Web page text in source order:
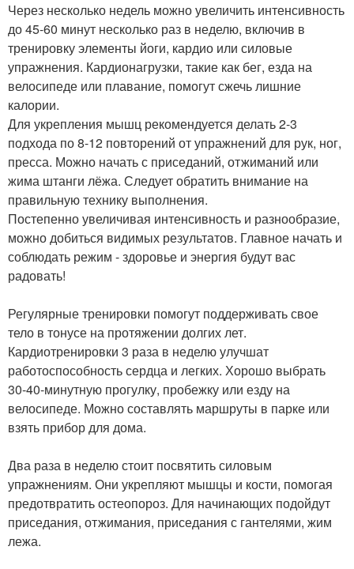
Через несколько недель можно увеличить интенсивность
до 45-60 минут несколько раз в неделю, включив в
тренировку элементы йоги, кардио или силовые
упражнения. Кардионагрузки, такие как бег, езда на
велосипеде или плавание, помогут сжечь лишние
калории.
Для укрепления мышц рекомендуется делать 2-3
подхода по 8-12 повторений от упражнений для рук, ног,
пресса. Можно начать с приседаний, отжиманий или
жима штанги лёжа. Следует обратить внимание на
правильную технику выполнения.
Постепенно увеличивая интенсивность и разнообразие,
можно добиться видимых результатов. Главное начать и
соблюдать режим - здоровье и энергия будут вас
радовать!
Регулярные тренировки помогут поддерживать свое
тело в тонусе на протяжении долгих лет.
Кардиотренировки 3 раза в неделю улучшат
работоспособность сердца и легких. Хорошо выбрать
30-40-минутную прогулку, пробежку или езду на
велосипеде. Можно составлять маршруты в парке или
взять прибор для дома.
Два раза в неделю стоит посвятить силовым
упражнениям. Они укрепляют мышцы и кости, помогая
предотвратить остеопороз. Для начинающих подойдут
приседания, отжимания, приседания с гантелями, жим
лежа.